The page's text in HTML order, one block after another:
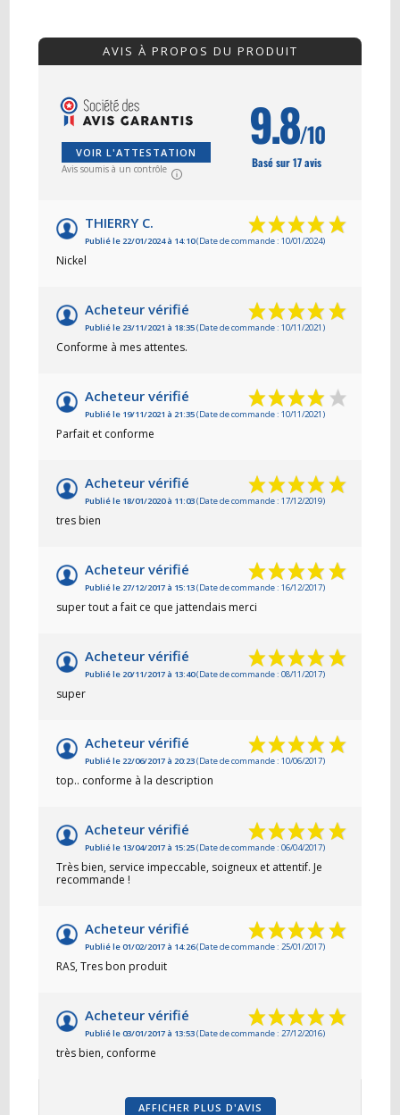
AVIS À PROPOS DU PRODUIT
VOIR L'ATTESTATION
Avis soumis à un contrôle
9.8/10
Basé sur 17 avis
THIERRY C.
Publié le 22/01/2024 à 14:10(Date de commande : 10/01/2024)
Nickel
Acheteur vérifié
Publié le 23/11/2021 à 18:35(Date de commande : 10/11/2021)
Conforme à mes attentes.
Acheteur vérifié
Publié le 19/11/2021 à 21:35(Date de commande : 10/11/2021)
Parfait et conforme
Acheteur vérifié
Publié le 18/01/2020 à 11:03(Date de commande : 17/12/2019)
tres bien
Acheteur vérifié
Publié le 27/12/2017 à 15:13(Date de commande : 16/12/2017)
super tout a fait ce que jattendais merci
Acheteur vérifié
Publié le 20/11/2017 à 13:40(Date de commande : 08/11/2017)
super
Acheteur vérifié
Publié le 22/06/2017 à 20:23(Date de commande : 10/06/2017)
top.. conforme à la description
Acheteur vérifié
Publié le 13/04/2017 à 15:25(Date de commande : 06/04/2017)
Très bien, service impeccable, soigneux et attentif. Je
recommande !
Acheteur vérifié
Publié le 01/02/2017 à 14:26(Date de commande : 25/01/2017)
RAS, Tres bon produit
Acheteur vérifié
Publié le 03/01/2017 à 13:53(Date de commande : 27/12/2016)
très bien, conforme
AFFICHER PLUS D'AVIS